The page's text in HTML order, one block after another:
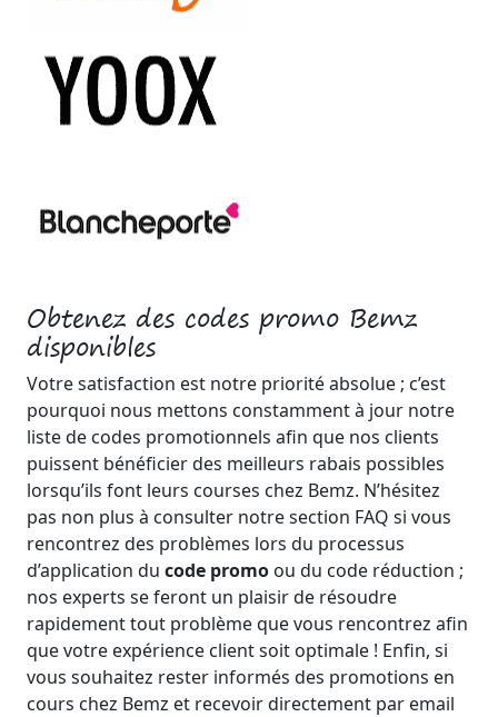
Obtenez des codes promo Bemz
disponibles
Votre satisfaction est notre priorité absolue ; c’est
pourquoi nous mettons constamment à jour notre
liste de codes promotionnels afin que nos clients
puissent bénéficier des meilleurs rabais possibles
lorsqu’ils font leurs courses chez Bemz. N’hésitez
pas non plus à consulter notre section FAQ si vous
rencontrez des problèmes lors du processus
d’application du code promo ou du code réduction ;
nos experts se feront un plaisir de résoudre
rapidement tout problème que vous rencontrez afin
que votre expérience client soit optimale ! Enfin, si
vous souhaitez rester informés des promotions en
cours chez Bemz et recevoir directement par email